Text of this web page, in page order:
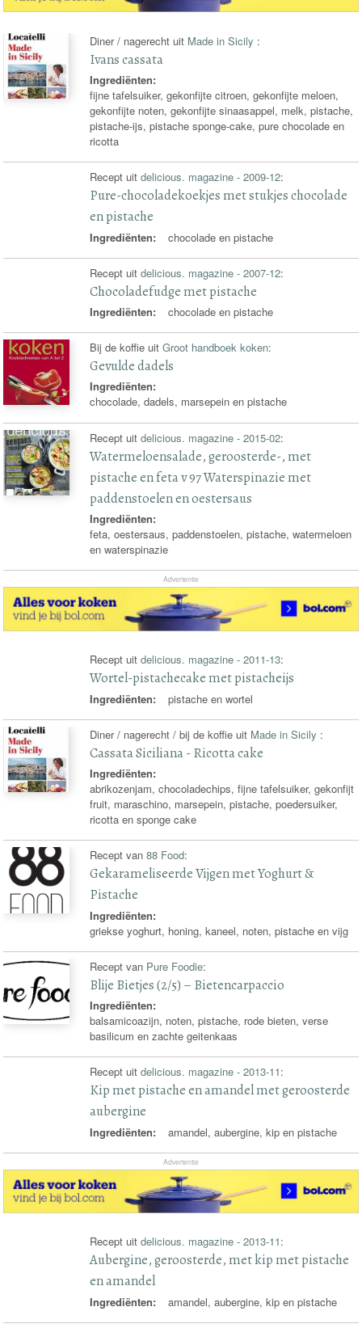
Diner / nagerecht uit Made in Sicily :
Ivans cassata
Ingrediënten:
fijne tafelsuiker, gekonfijte citroen, gekonfijte meloen,
gekonfijte noten, gekonfijte sinaasappel, melk, pistache,
pistache-ijs, pistache sponge-cake, pure chocolade en
ricotta
Recept uitdelicious. magazine - 2009-12:
Pure-chocoladekoekjes met stukjes chocolade
en pistache
Ingrediënten: chocolade en pistache
Recept uitdelicious. magazine - 2007-12:
Chocoladefudge met pistache
Ingrediënten: chocolade en pistache
Bij de koffie uitGroot handboek koken:
Gevulde dadels
Ingrediënten:
chocolade, dadels, marsepein en pistache
Recept uitdelicious. magazine - 2015-02:
Watermeloensalade, geroosterde-, met
pistache en feta v 97 Waterspinazie met
paddenstoelen en oestersaus
Ingrediënten:
feta, oestersaus, paddenstoelen, pistache, watermeloen
en waterspinazie
Advertentie
Recept uitdelicious. magazine - 2011-13:
Wortel-pistachecake met pistacheijs
Ingrediënten: pistache en wortel
Diner / nagerecht / bij de koffie uit Made in Sicily :
Cassata Siciliana - Ricotta cake
Ingrediënten:
abrikozenjam, chocoladechips, fijne tafelsuiker, gekonfijt
fruit, maraschino, marsepein, pistache, poedersuiker,
ricotta en sponge cake
Recept van88 Food:
Gekarameliseerde Vijgen met Yoghurt &
Pistache
Ingrediënten:
griekse yoghurt, honing, kaneel, noten, pistache en vijg
Recept van Pure Foodie:
Blije Bietjes (2/5) – Bietencarpaccio
Ingrediënten:
balsamicoazijn, noten, pistache, rode bieten, verse
basilicum en zachte geitenkaas
Recept uitdelicious. magazine - 2013-11:
Kip met pistache en amandel met geroosterde
aubergine
Ingrediënten: amandel, aubergine, kip en pistache
Advertentie
Recept uitdelicious. magazine - 2013-11:
Aubergine, geroosterde, met kip met pistache
en amandel
Ingrediënten: amandel, aubergine, kip en pistache